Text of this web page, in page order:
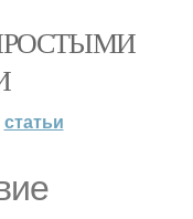
статьи